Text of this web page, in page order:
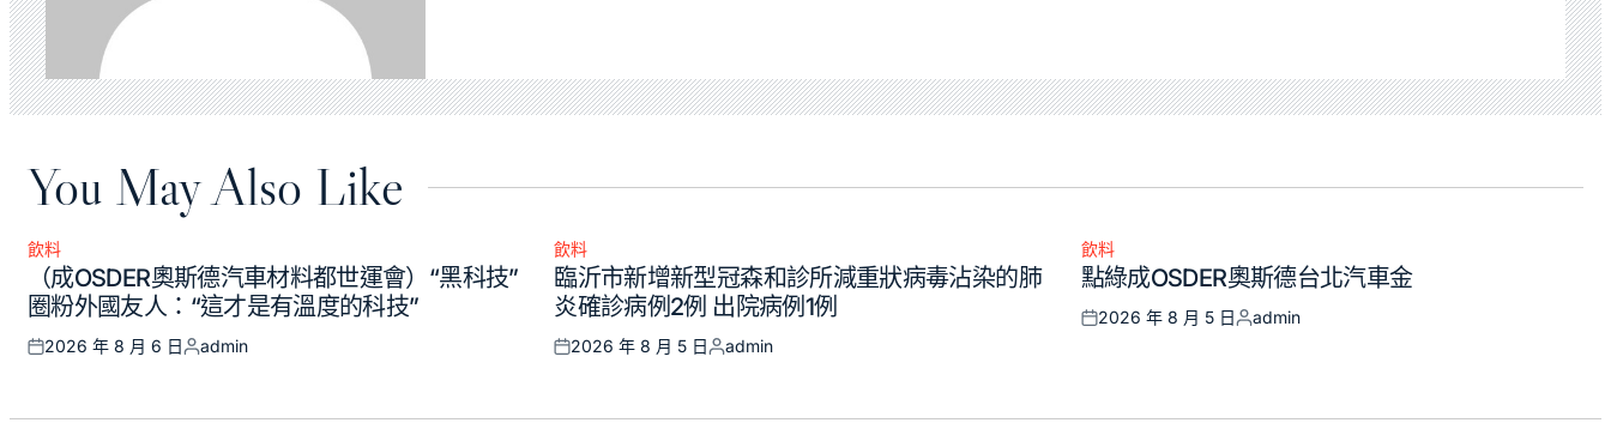
You May Also Like
Posted
飲料
（成OSDER奧斯德汽車材料都世運會）“黑科技”
圈粉外國友人：“這才是有溫度的科技”
Posted
2026 年 8 月 6 日
Posted
admin
Posted
in
飲料
臨沂市新增新型冠森和診所減重狀病毒沾染的肺
炎確診病例2例 出院病例1例
Posted
2026 年 8 月 5 日
Posted
admin
Posted
in
飲料
點綠成OSDER奧斯德台北汽車金
Posted
2026 年 8 月 5 日
Posted
admin